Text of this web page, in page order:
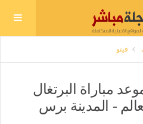
فيتو
مباراة البرتغال
- المدينة برس